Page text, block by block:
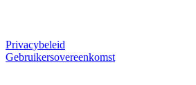
Privacybeleid
Gebruikersovereenkomst